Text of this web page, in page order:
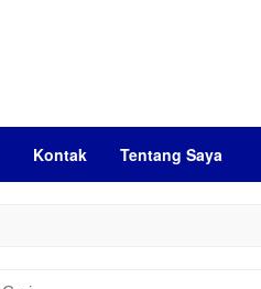
Kontak Tentang Saya